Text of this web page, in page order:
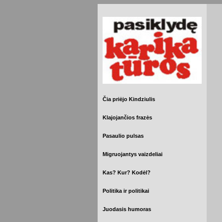
Čia priėjo Kindziulis
Klajojančios frazės
Pasaulio pulsas
Migruojantys vaizdeliai
Kas? Kur? Kodėl?
Politika ir politikai
Juodasis humoras